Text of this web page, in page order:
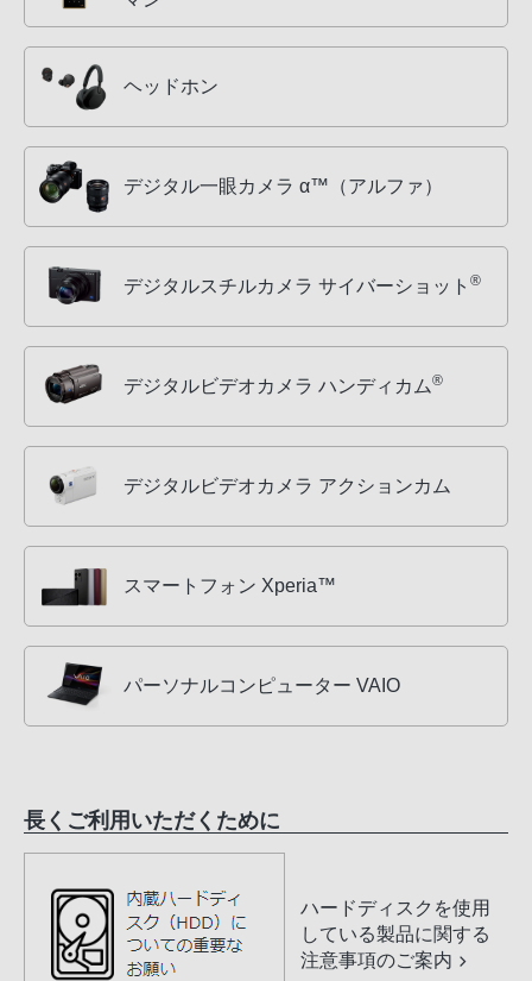
ヘッドホン
デジタル一眼カメラ α™（アルファ）
デジタルスチルカメラ サイバーショット ®
デジタルビデオカメラ ハンディカム®
デジタルビデオカメラ アクションカム
スマートフォン Xperia™
パーソナルコンピューター VAIO
長くご利用いただくために
ハードディスクを使用
している製品に関する
注意事項のご案内